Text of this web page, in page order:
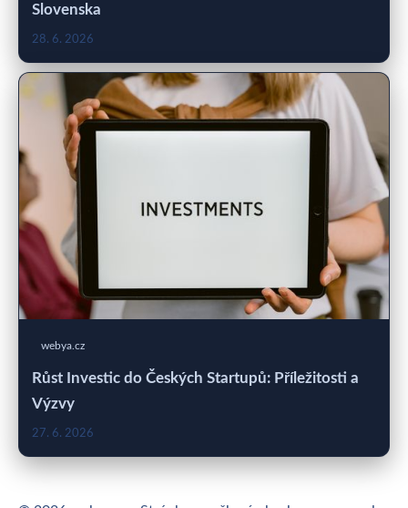
Slovenska
28. 6. 2026
webya.cz
Růst Investic do Českých Startupů: Příležitosti a
Výzvy
27. 6. 2026